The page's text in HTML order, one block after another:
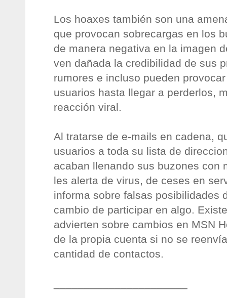
Los hoaxes también son una
que provocan sobrecargas en los
de manera negativa en la imagen
ven dañada la credibilidad de sus
rumores e incluso pueden
usuarios hasta llegar a perderlos,
reacción viral.
Al tratarse de e-mails en cadena,
usuarios a toda su lista de
acaban llenando sus buzones con
les alerta de virus, de ceses en
informa sobre falsas posibilidades
cambio de participar en algo.
advierten sobre cambios en MSN
de la propia cuenta si no se
cantidad de contactos.